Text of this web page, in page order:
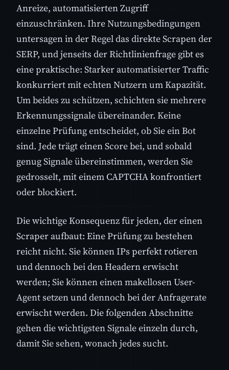
Anreize, automatisierten Zugriff
einzuschränken. Ihre Nutzungsbedingungen
untersagen in der Regel das direkte Scrapen der
SERP, und jenseits der Richtlinienfrage gibt es
eine praktische: Starker automatisierter Traffic
konkurriert mit echten Nutzern um Kapazität.
Um beides zu schützen, schichten sie mehrere
Erkennungssignale übereinander. Keine
einzelne Prüfung entscheidet, ob Sie ein Bot
sind. Jede trägt einen Score bei, und sobald
genug Signale übereinstimmen, werden Sie
gedrosselt, mit einem CAPTCHA konfrontiert
oder blockiert.
Die wichtige Konsequenz für jeden, der einen
Scraper aufbaut: Eine Prüfung zu bestehen
reicht nicht. Sie können IPs perfekt rotieren
und dennoch bei den Headern erwischt
werden; Sie können einen makellosen User-
Agent setzen und dennoch bei der Anfragerate
erwischt werden. Die folgenden Abschnitte
gehen die wichtigsten Signale einzeln durch,
damit Sie sehen, wonach jedes sucht.